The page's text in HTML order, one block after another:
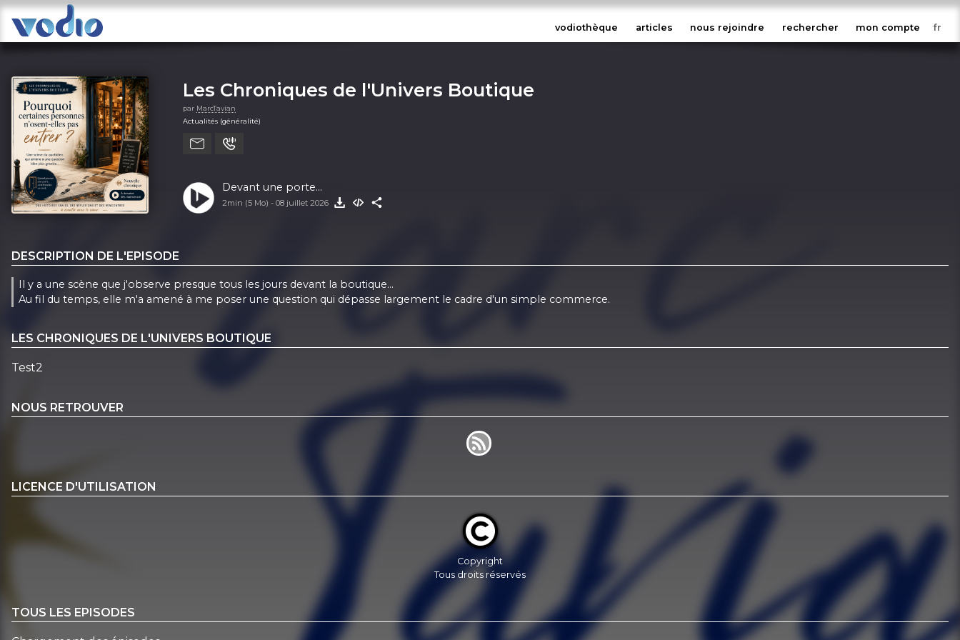
vodiothèque articles nous rejoindre rechercher mon compte
Les Chroniques de l'Univers Boutique
par MarcTavian
Actualités (généralité)
Devant une porte...
2min (5 Mo) - 08 juillet 2026
DESCRIPTION DE L'EPISODE
Il y a une scène que j'observe presque tous les jours devant la boutique...
Au fil du temps, elle m'a amené à me poser une question qui dépasse largement le cadre d'un simple commerce.
LES CHRONIQUES DE L'UNIVERS BOUTIQUE
Test2
NOUS RETROUVER
LICENCE D'UTILISATION
Copyright
Tous droits réservés
TOUS LES EPISODES